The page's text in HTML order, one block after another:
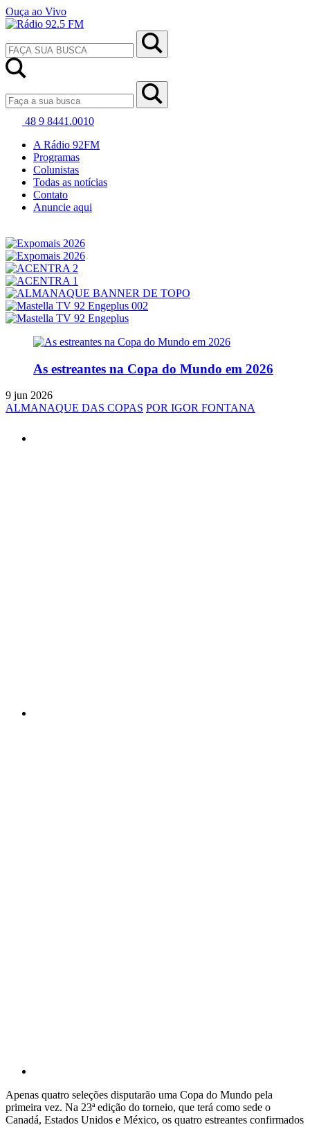
Ouça ao Vivo
48 9 8441.0010
A Rádio 92FM
Programas
Colunistas
Todas as notícias
Contato
Anuncie aqui
As estreantes na Copa do Mundo em 2026
9 jun 2026
ALMANAQUE DAS COPAS POR IGOR FONTANA
Apenas quatro seleções disputarão uma Copa do Mundo pela
primeira vez. Na 23ª edição do torneio, que terá como sede o
Canadá, Estados Unidos e México, os quatro estreantes confirmados